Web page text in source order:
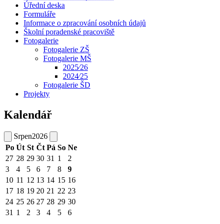
Úřední deska
Formuláře
Informace o zpracování osobních údajů
Školní poradenské pracoviště
Fotogalerie
Fotogalerie ZŠ
Fotogalerie MŠ
2025⁄26
2024⁄25
Fotogalerie ŠD
Projekty
Kalendář
Srpen2026
Po Út St Čt Pá So Ne
27 28 29 30 31 1
2
3
4 5 6 7 8
9
10 11 12 13 14 15 16
17 18 19 20 21 22 23
24 25 26 27 28 29 30
31 1 2 3 4 5 6